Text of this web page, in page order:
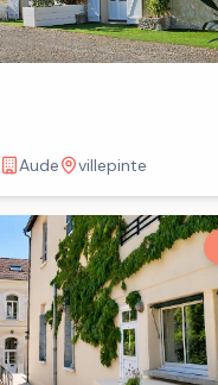
Aude villepinte